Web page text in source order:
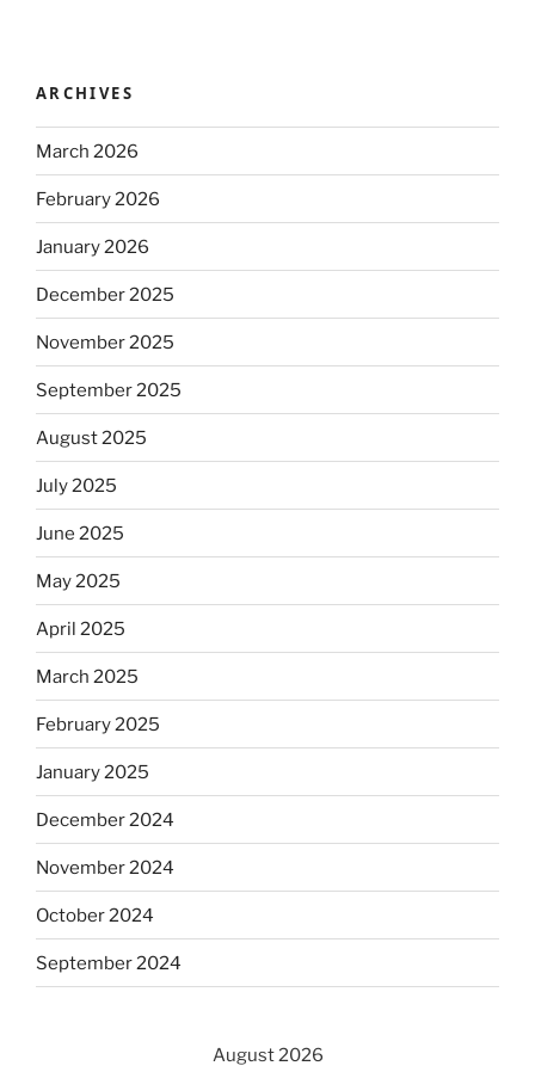
ARCHIVES
March 2026
February 2026
January 2026
December 2025
November 2025
September 2025
August 2025
July 2025
June 2025
May 2025
April 2025
March 2025
February 2025
January 2025
December 2024
November 2024
October 2024
September 2024
August 2026